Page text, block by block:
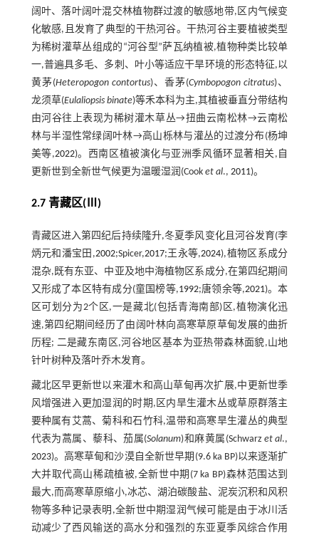
阔叶、落叶阔叶混交林植物群过渡的敏感地带,区内气候变
化敏感,且发育了典型的干热河谷。干热河谷主要植被类型
为稀树灌草丛组成的“河谷型”萨瓦纳植被,植物种类比较单
一,普遍具多毛、多刺、叶小等适应干旱环境的形态特征,以
黄茅(Heteropogon contortus)、香茅(Cymbopogon citratus)、
龙须草(Eulaliopsis binate)等禾本科为主,其植被垂直分带结构
由河谷往上表现为稀树灌木草丛→扭曲云南松林→云南松
林与半湿性常绿阔叶林→高山栎林与灌丛的过渡分布(杨坤
美等,2022)。西南区植被演化与亚洲季风循环显著相关,自
更新世到全新世气候更为温暖湿润(Cook et al., 2011)。
2.7 青藏区(Ⅲ)
青藏区进入第四纪后持续隆升,冬夏季风变化且河谷发育(李
炳元和潘宝田,2002;Spicer,2017;王永等,2024),植物区系成分
混杂,既有东亚、中亚及地中海植物区系成分,在第四纪期间
又形成了本区特有成分(童国榜等,1992;唐领余等,2021)。本
区可划分为2个区,一是藏北(包括青海南部)区,植物演化迅
速,第四纪期间经历了由阔叶林向高寒草原草甸发展的曲折
历程; 二是藏东南区,河谷地区基本为亚热带森林面貌,山地
针叶树种及落叶乔木发育。
藏北区早更新世以来灌木和高山草甸再次扩展,中更新世季
风增强进入更加湿润的时期,区内旱生灌木丛或草原群落主
要种属有艾蒿、菊科和石竹科,温带和高寒旱生灌丛的典型
代表为蒿属、藜科、茄属(Solanum)和麻黄属(Schwarz et al.,
2023)。高寒草甸和沙漠自全新世早期(9.6 ka BP)以来逐渐扩
大并取代高山稀疏植被,全新世中期(7 ka BP)森林范围达到
最大,而高寒草原缩小,冰芯、湖泊碳酸盐、泥炭沉积和风积
物等多种记录表明,全新世中期湿润气候可能是由于冰川活
动减少了西风输送的高水分和强烈的东亚夏季风综合作用